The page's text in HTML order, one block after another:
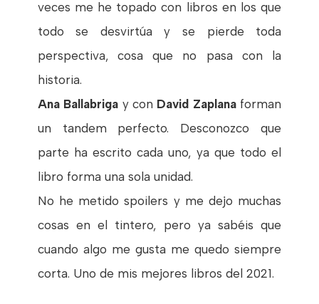
veces me he topado con libros en los que
todo se desvirtúa y se pierde toda
perspectiva, cosa que no pasa con la
historia.
Ana Ballabriga y con David Zaplana forman
un tandem perfecto. Desconozco que
parte ha escrito cada uno, ya que todo el
libro forma una sola unidad.
No he metido spoilers y me dejo muchas
cosas en el tintero, pero ya sabéis que
cuando algo me gusta me quedo siempre
corta. Uno de mis mejores libros del 2021.